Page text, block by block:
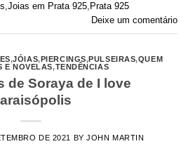
,Joias em Prata 925, Prata 925
Deixe um comentário
,JÓIAS,PIERCINGS,PULSEIRAS,QUEM
E NOVELAS,TENDÊNCIAS
de Soraya de I love
DE 2021 BYJOHN MARTIN